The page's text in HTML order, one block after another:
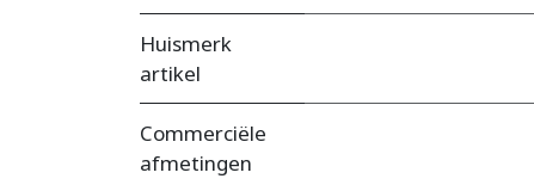
Huismerk
artikel
Commerciële
afmetingen